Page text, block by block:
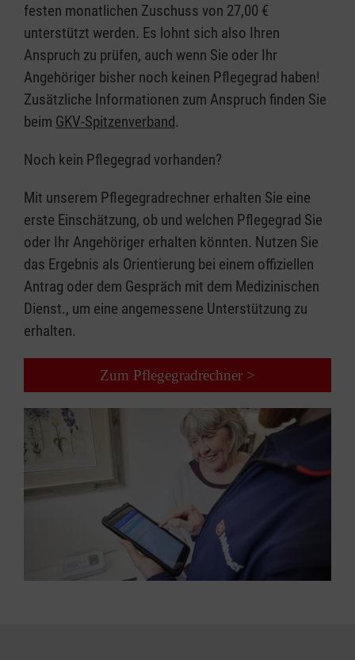
festen monatlichen Zuschuss von 27,00 €
unterstützt werden. Es lohnt sich also Ihren
Anspruch zu prüfen, auch wenn Sie oder Ihr
Angehöriger bisher noch keinen Pflegegrad haben!
Zusätzliche Informationen zum Anspruch finden Sie
beim GKV-Spitzenverband.
Noch kein Pflegegrad vorhanden?​
Mit unserem Pflegegradrechner erhalten Sie eine
erste Einschätzung, ob und welchen Pflegegrad Sie
oder Ihr Angehöriger erhalten könnten. Nutzen Sie
das Ergebnis als Orientierung bei einem offiziellen
Antrag oder dem Gespräch mit dem Medizinischen
Dienst., um eine angemessene Unterstützung zu
erhalten.
Zum Pflegegradrechner >